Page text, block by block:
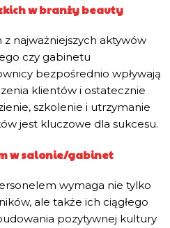
w branży beauty
najważniejszych aktywów
czy gabinetu
bezpośrednio wpływają
klientów i ostatecznie
szkolenie i utrzymanie
jest kluczowe dla sukcesu.
w salonie/gabinet
wymaga nie tylko
ale także ich ciągłego
pozytywnej kultury